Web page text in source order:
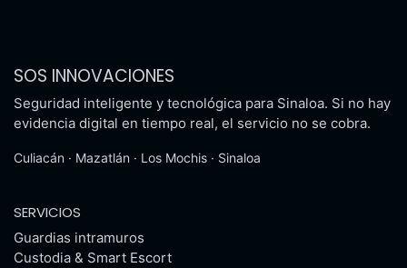
SOS INNOVACIONES
Seguridad inteligente y tecnológica para Sinaloa. Si no hay
evidencia digital en tiempo real, el servicio no se cobra.
Culiacán · Mazatlán · Los Mochis · Sinaloa
SERVICIOS
Guardias intramuros
Custodia & Smart Escort